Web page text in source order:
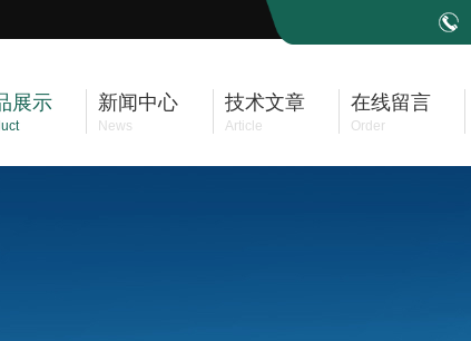
展示 新闻中心
News
技术文章
Article
在线留言
Order